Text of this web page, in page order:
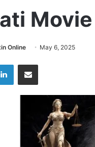
Movie
Online May 6, 2025